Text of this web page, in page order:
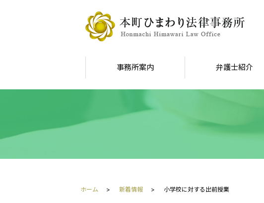
事務所案内 弁護士紹介
ホーム 新着情報 小学校に対する出前授業